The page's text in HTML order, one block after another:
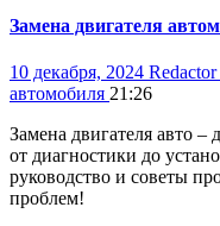
Замена двигателя
10 декабря, 2024 Redactor
автомобиля 21:26
Замена двигателя авто –
от диагностики до
руководство и советы
проблем!